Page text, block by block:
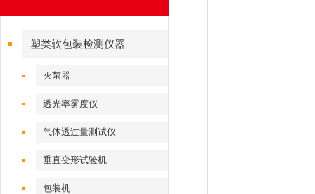
塑类软包装检测仪器
灭菌器
透光率雾度仪
气体透过量测试仪
垂直变形试验机
包装机